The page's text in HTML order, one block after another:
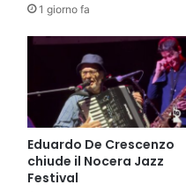
1 giorno fa
Eduardo De Crescenzo
chiude il Nocera Jazz
Festival